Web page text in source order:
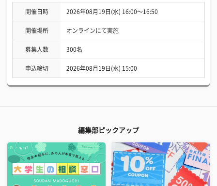
開催日時 2026年08月19日(水) 16:00〜16:50
開催場所 オンラインにて実施
募集人数 300名
申込締切 2026年08月19日(水) 15:00
編集部ピックアップ